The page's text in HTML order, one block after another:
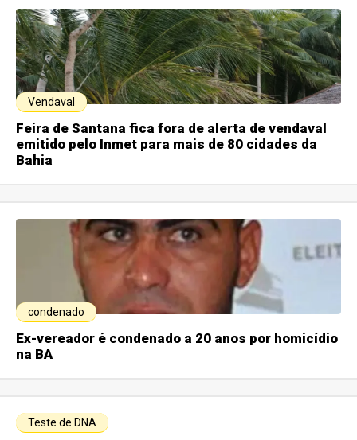
Vendaval
Feira de Santana fica fora de alerta de vendaval
emitido pelo Inmet para mais de 80 cidades da
Bahia
condenado
Ex-vereador é condenado a 20 anos por homicídio
na BA
Teste de DNA